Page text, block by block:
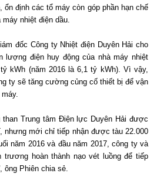
ổn định các tổ máy còn góp phần hạn chế
nhiệt điện dầu.
đốc Công ty Nhiệt điện Duyên Hải cho
lượng điện huy động của nhà máy nhiệt
kWh (năm 2016 là 6,1 tỷ kWh). Vì vậy,
ty sẽ tăng cường củng cố thiết bị để vận
than Trung tâm Điện lực Duyên Hải được
nhưng mới chỉ tiếp nhận được tàu 22.000
năm 2016 và đầu năm 2017, công ty và
hoàn thành nạo vét luồng để tiếp
ông Phiên chia sẻ.